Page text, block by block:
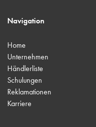
Navigation
Home
Unternehmen
Händlerliste
Schulungen
Reklamationen
Karriere